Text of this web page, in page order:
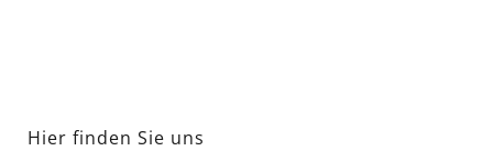
Hier finden Sie uns